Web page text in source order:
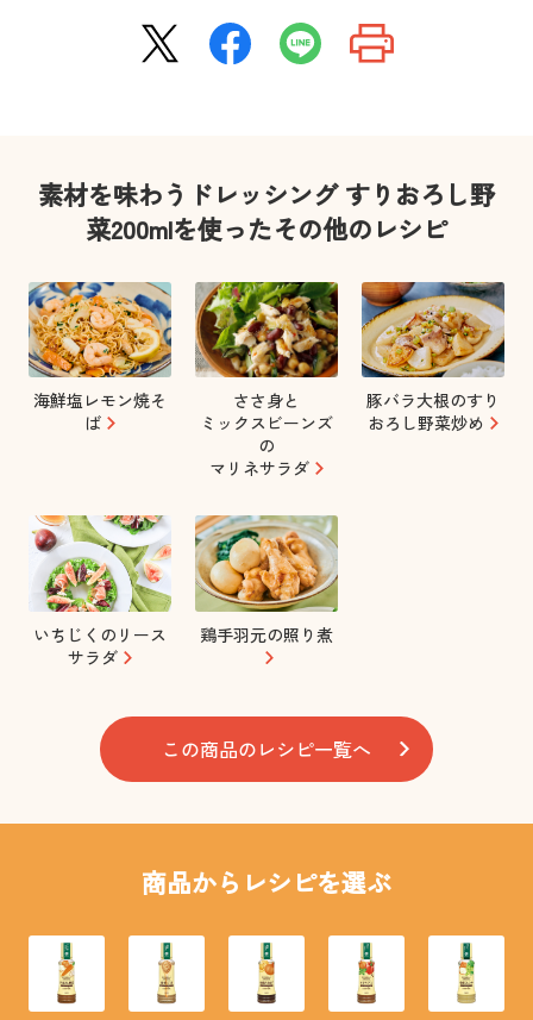
素材を味わうドレッシング すりおろし野
菜200mlを使ったその他のレシピ
海鮮塩レモン焼そ
ば
ささ身と
ミックスビーンズ
の
マリネサラダ
豚バラ大根のすり
おろし野菜炒め
いちじくのリース
サラダ
鶏手羽元の照り煮
この商品のレシピ一覧へ
商品からレシピを選ぶ